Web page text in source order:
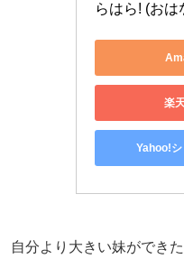
らはら! (お
楽
Yahoo!
自分より大きい妹ができ